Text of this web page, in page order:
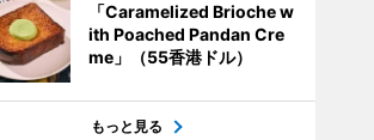
「Caramelized Brioche w
ith Poached Pandan Cre
me」（55香港ドル）
もっと見る